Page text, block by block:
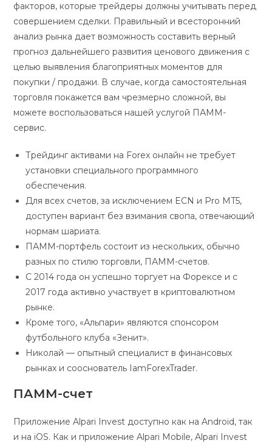
факторов, которые трейдеры должны учитывать перед
совершением сделки. Правильный и всесторонний
анализ рынка дает возможность составить верный
прогноз дальнейшего развития ценового движения с
целью выявления благоприятных моментов для
покупки / продажи. В случае, когда самостоятельная
торговля покажется вам чрезмерно сложной, вы
можете воспользоваться нашей услугой ПАММ-
сервис.
Трейдинг активами на Forex онлайн не требует
установки специального программного
обеспечения.
Для всех счетов, за исключением ECN и Pro MT5,
доступен вариант без взимания свопа, отвечающий
нормам шариата.
ПАММ-портфель состоит из нескольких, обычно
разных по стилю торговли, ПАММ-счетов.
С 2014 года он успешно торгует на Форексе и с
2017 года активно участвует в криптовалютном
рынке.
Кроме того, «Альпари» являются спонсором
футбольного клуба «Зенит».
Николай — опытный специалист в финансовых
рынках и сооснователь IamForexTrader.
ПАММ-счет
Приложение Alpari Invest доступно как на Android, так
и на iOS. Как и приложение Alpari Mobile, Alpari Invest